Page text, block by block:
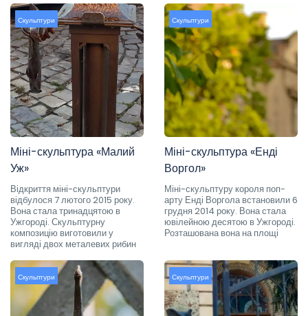
Скульптури
Міні-скульптура «Малий
Уж»
Відкриття міні-скульптури
відбулося 7 лютого 2015 року.
Вона стала тринадцятою в
Ужгороді. Скульптурну
композицію виготовили у
вигляді двох металевих рибин
Скульптури
Міні-скульптура «Енді
Воргол»
Міні-скульптуру короля поп-
арту Енді Воргола встановили 6
грудня 2014 року. Вона стала
ювілейною десятою в Ужгороді.
Розташована вона на площі
Скульптури Скульптури